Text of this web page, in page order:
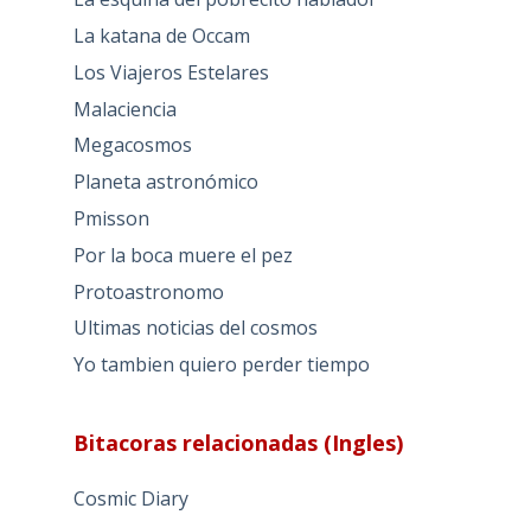
La katana de Occam
Los Viajeros Estelares
Malaciencia
Megacosmos
Planeta astronómico
Pmisson
Por la boca muere el pez
Protoastronomo
Ultimas noticias del cosmos
Yo tambien quiero perder tiempo
Bitacoras relacionadas (Ingles)
Cosmic Diary